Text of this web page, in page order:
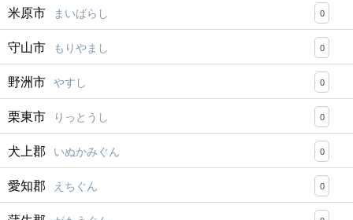
米原市 まいばらし 0
守山市 もりやまし 0
野洲市 やすし 0
栗東市 りっとうし 0
犬上郡 いぬかみぐん 0
愛知郡 えちぐん 0